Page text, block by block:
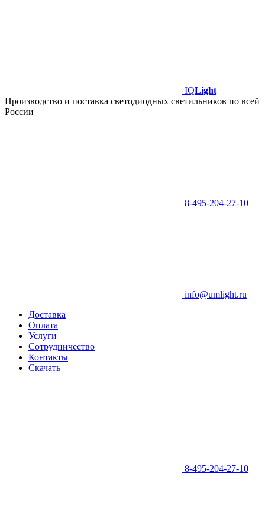
IQLight
Производство и поставка светодиодных светильников по всей
России
8-495-204-27-10
info@umlight.ru
Доставка
Оплата
Услуги
Сотрудничество
Контакты
Скачать
8-495-204-27-10